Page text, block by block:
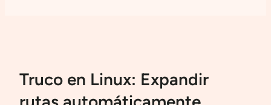
Truco en Linux: Expandir